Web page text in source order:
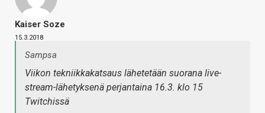
Kaiser Soze
15.3.2018
Sampsa
Viikon tekniikkakatsaus lähetetään suorana live-
stream-lähetyksenä perjantaina 16.3. klo 15
Twitchissä